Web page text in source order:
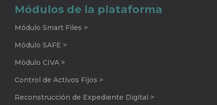
Módulos de la plataforma
Módulo Smart Files >
Módulo SAFE >
Módulo CIVA >
Control de Activos Fijos >
Reconstrucción de Expediente Digital >